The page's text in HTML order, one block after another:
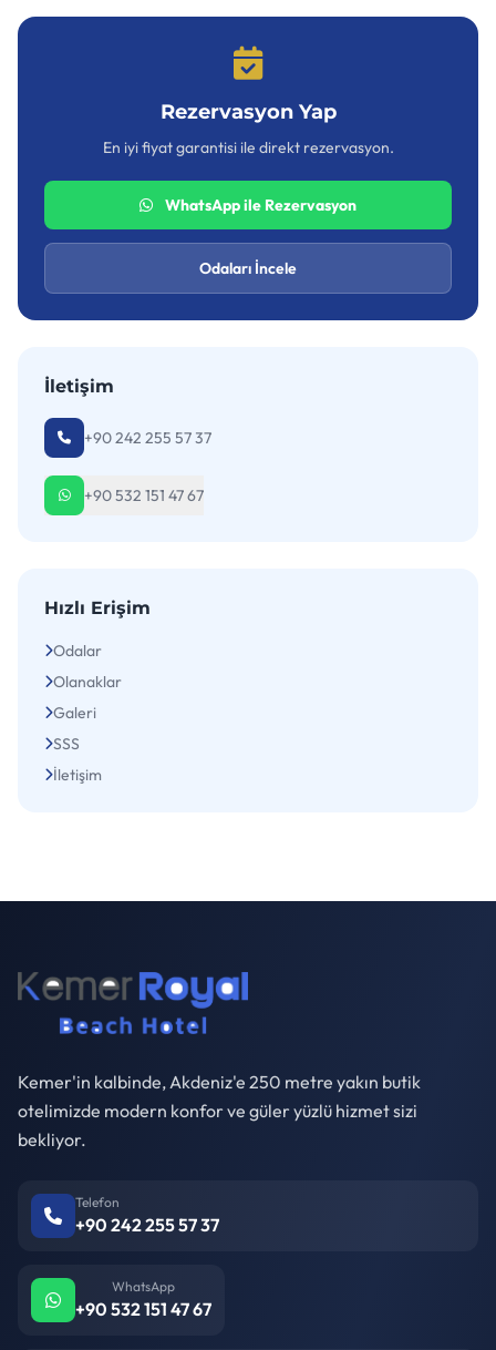
Rezervasyon Yap
En iyi fiyat garantisi ile direkt rezervasyon.
WhatsApp ile Rezervasyon
Odaları İncele
İletişim
+90 242 255 57 37
+90 532 151 47 67
Hızlı Erişim
Odalar
Olanaklar
Galeri
SSS
İletişim
Kemer'in kalbinde, Akdeniz'e 250 metre yakın butik
otelimizde modern konfor ve güler yüzlü hizmet sizi
bekliyor.
Telefon
+90 242 255 57 37
WhatsApp
+90 532 151 47 67